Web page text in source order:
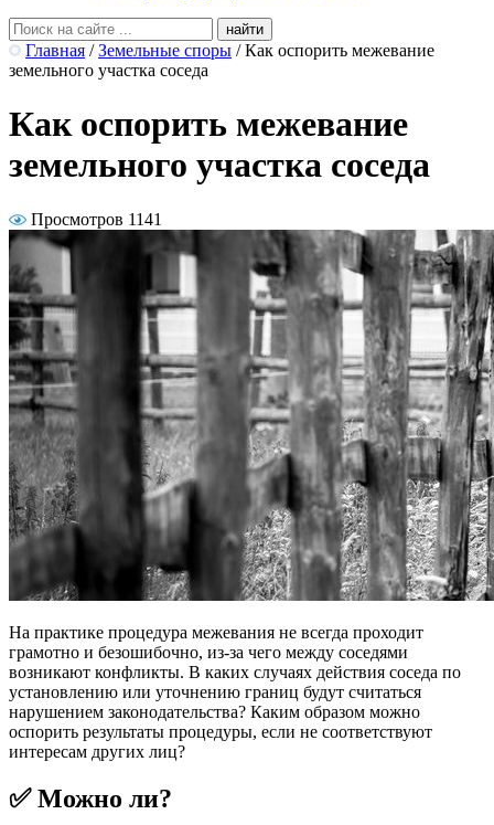
Главная / Земельные споры / Как оспорить межевание
земельного участка соседа
Как оспорить межевание
земельного участка соседа
Просмотров 1141
На практике процедура межевания не всегда проходит
грамотно и безошибочно, из-за чего между соседями
возникают конфликты. В каких случаях действия соседа по
установлению или уточнению границ будут считаться
нарушением законодательства? Каким образом можно
оспорить результаты процедуры, если не соответствуют
интересам других лиц?
✅ Можно ли?